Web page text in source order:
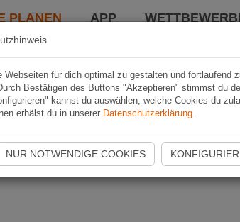
PLANEN APP
Webseiten für dich optimal zu gestalten und fortlaufend
Bestätigen des Buttons "Akzeptieren" stimmst du
kannst du auswählen, welche Cookies du
erhälst du in unserer Datenschutzerklärung.
NUR NOTWENDIGE COOKIES